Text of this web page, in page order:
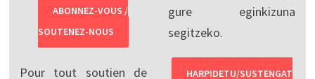
ABONNEZ-VOUS /
SOUTENEZ-NOUS
Pour tout soutien de
gure eginkizuna
segitzeko.
HARPIDETU/SUSTENGAT